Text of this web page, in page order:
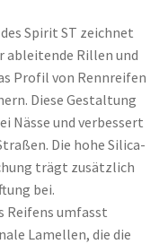
Spirit ST zeichnet
ableitende Rillen und
Profil von Rennreifen
Diese Gestaltung
Nässe und verbessert
Die hohe Silica-
trägt zusätzlich
bei.
Reifens umfasst
Lamellen, die die